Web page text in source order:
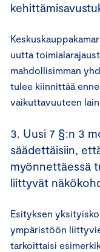
uutta
mahdollisimman
tulee kiinnittää
vaikuttavuuteen
3. Uusi 7 §:n 3
säädettäisiin,
myönnettäessä
liittyvät
Esityksen
ympäristöön
tarkoittaisi